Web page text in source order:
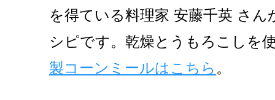
を得ている料理家 安藤千英 さん
シピです。乾燥とうもろこしを
製コーンミールはこちら 。